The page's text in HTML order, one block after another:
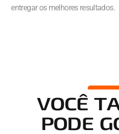
entregar os melhores resultados.
VOCÊ
PODE